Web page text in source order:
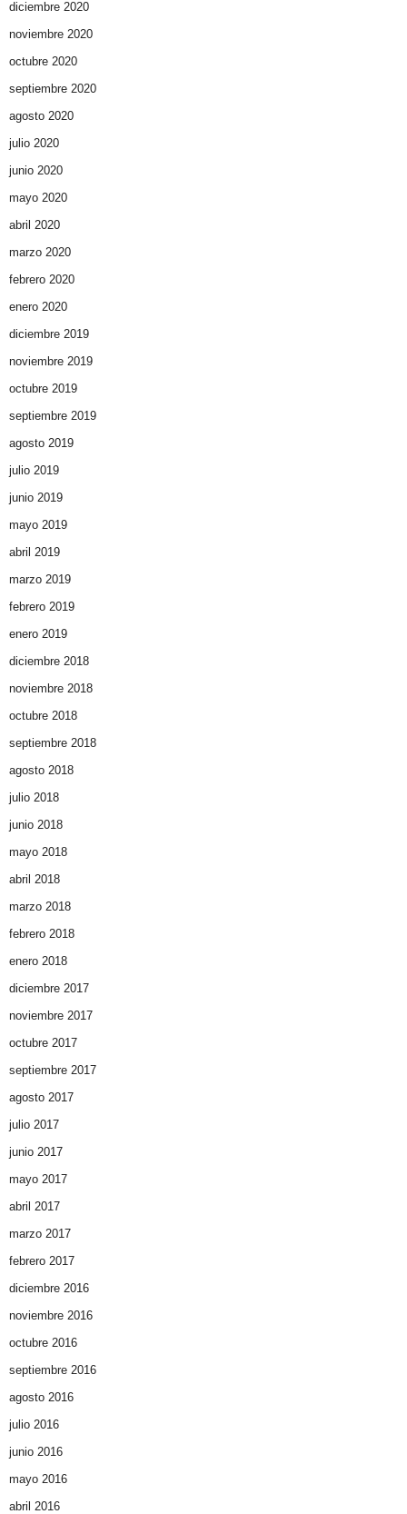
diciembre 2020
noviembre 2020
octubre 2020
septiembre 2020
agosto 2020
julio 2020
junio 2020
mayo 2020
abril 2020
marzo 2020
febrero 2020
enero 2020
diciembre 2019
noviembre 2019
octubre 2019
septiembre 2019
agosto 2019
julio 2019
junio 2019
mayo 2019
abril 2019
marzo 2019
febrero 2019
enero 2019
diciembre 2018
noviembre 2018
octubre 2018
septiembre 2018
agosto 2018
julio 2018
junio 2018
mayo 2018
abril 2018
marzo 2018
febrero 2018
enero 2018
diciembre 2017
noviembre 2017
octubre 2017
septiembre 2017
agosto 2017
julio 2017
junio 2017
mayo 2017
abril 2017
marzo 2017
febrero 2017
diciembre 2016
noviembre 2016
octubre 2016
septiembre 2016
agosto 2016
julio 2016
junio 2016
mayo 2016
abril 2016